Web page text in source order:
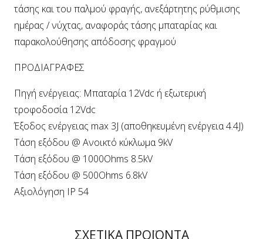
τάσης και του παλμού φραγής, ανεξάρτητης ρύθμισης
ημέρας / νύχτας, αναφοράς τάσης μπαταρίας και
παρακολούθησης απόδοσης φραγμού
ΠΡΟΔΙΑΓΡΑΦΕΣ
Πηγή ενέργειας: Μπαταρία 12Vdc ή εξωτερική
τροφοδοσία 12Vdc
Έξοδος ενέργειας max 3J (αποθηκευμένη ενέργεια 4.4J)
Τάση εξόδου @ Ανοικτό κύκλωμα 9kV
Τάση εξόδου @ 1000Ohms 8.5kV
Τάση εξόδου @ 500Ohms 6.8kV
Αξιολόγηση IP 54
ΣΧΕΤΙΚΑ ΠΡΟΪΟΝΤΑ